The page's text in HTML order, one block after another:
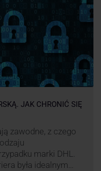
JAK CHRONIĆ SIĘ
zawodne, z czego
marki DHL.
była idealnym